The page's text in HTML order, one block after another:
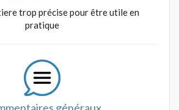
trop précise pour être utile en
pratique